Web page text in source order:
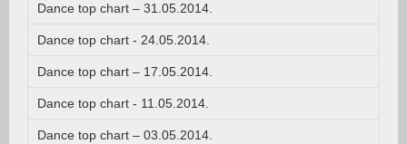
Dance top chart – 31.05.2014.
Dance top chart - 24.05.2014.
Dance top chart – 17.05.2014.
Dance top chart - 11.05.2014.
Dance top chart – 03.05.2014.